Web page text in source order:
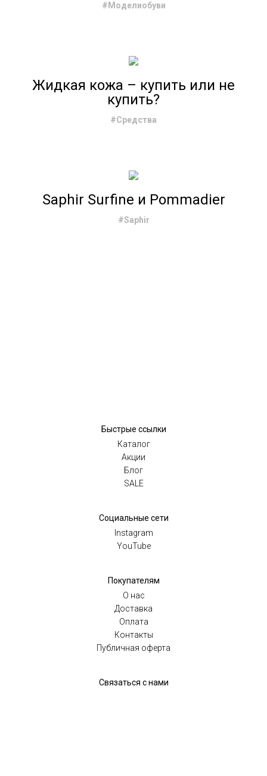
#Моделиобуви
Жидкая кожа – купить или не
купить?
#Средства
Saphir Surfine и Pommadier
#Saphir
Быстрые ссылки
Каталог
Акции
Блог
SALE
Социальные сети
Instagram
YouTube
Покупателям
O нас
Доставка
Оплата
Контакты
Публичная оферта
Связаться с нами